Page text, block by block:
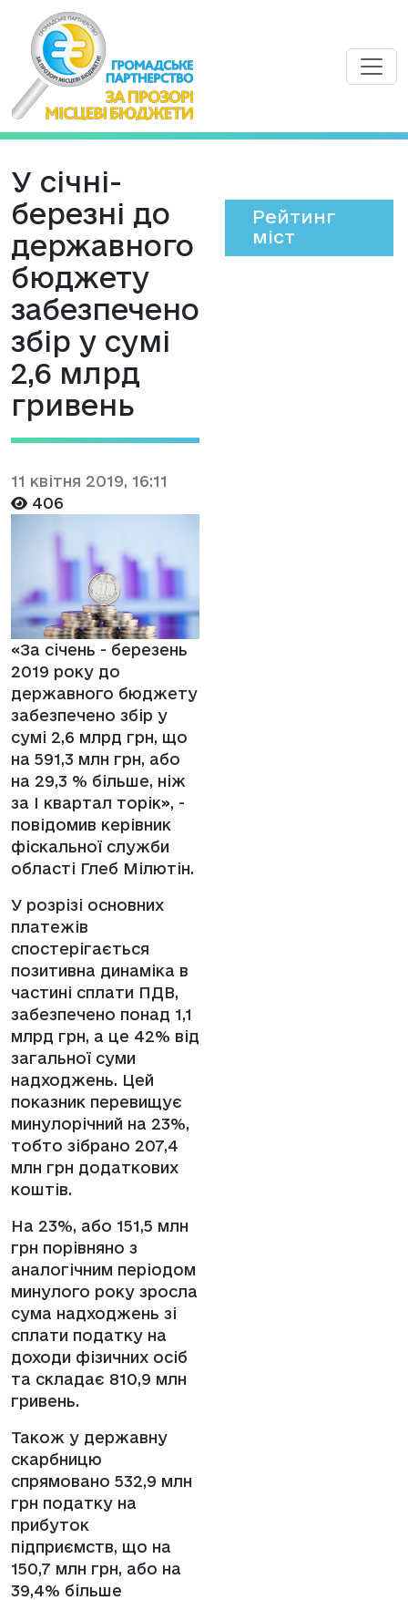
У січні-
березні до
державного
бюджету
забезпечено
збір у сумі
2,6 млрд
гривень
11 квітня 2019, 16:11
406
«За січень - березень
2019 року до
державного бюджету
забезпечено збір у
сумі 2,6 млрд грн, що
на 591,3 млн грн, або
на 29,3 % більше, ніж
за I квартал торік», -
повідомив керівник
фіскальної служби
області Глеб Мілютін.
У розрізі основних
платежів
спостерігається
позитивна динаміка в
частині сплати ПДВ,
забезпечено понад 1,1
млрд грн, а це 42% від
загальної суми
надходжень. Цей
показник перевищує
минулорічний на 23%,
тобто зібрано 207,4
млн грн додаткових
коштів.
На 23%, або 151,5 млн
грн порівняно з
аналогічним періодом
минулого року зросла
сума надходжень зі
сплати податку на
доходи фізичних осіб
та складає 810,9 млн
гривень.
Також у державну
скарбницю
спрямовано 532,9 млн
грн податку на
прибуток
підприємств, що на
150,7 млн грн, або на
39,4% більше
Рейтинг
міст